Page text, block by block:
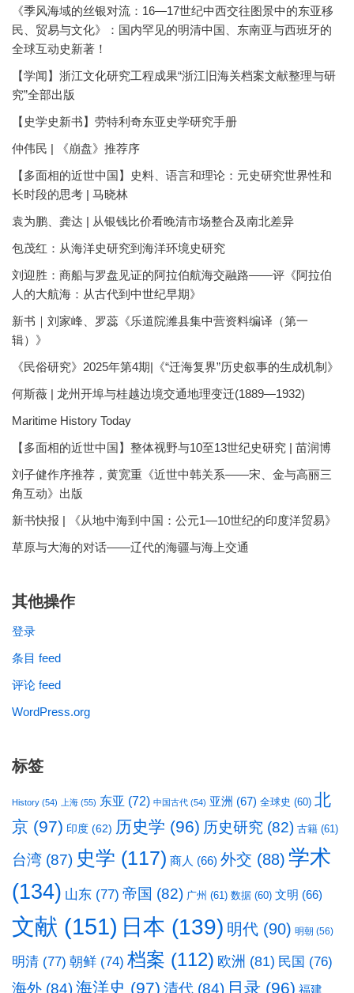
《季风海域的丝银对流：16—17世纪中西交往图景中的东亚移
民、贸易与文化》：国内罕见的明清中国、东南亚与西班牙的
全球互动史新著！
【学闻】浙江文化研究工程成果“浙江旧海关档案文献整理与研
究”全部出版
【史学史新书】劳特利奇东亚史学研究手册
仲伟民 | 《崩盘》推荐序
【多面相的近世中国】史料、语言和理论：元史研究世界性和
长时段的思考 | 马晓林
袁为鹏、龚达 | 从银钱比价看晚清市场整合及南北差异
包茂红：从海洋史研究到海洋环境史研究
刘迎胜：商船与罗盘见证的阿拉伯航海交融路——评《阿拉伯
人的大航海：从古代到中世纪早期》
新书｜刘家峰、罗蕊《乐道院潍县集中营资料编译（第一
辑）》
《民俗研究》2025年第4期|《“迁海复界”历史叙事的生成机制》
何斯薇 | 龙州开埠与桂越边境交通地理变迁(1889—1932)
Maritime History Today
【多面相的近世中国】整体视野与10至13世纪史研究 | 苗润博
刘子健作序推荐，黄宽重《近世中韩关系——宋、金与高丽三
角互动》出版
新书快报 | 《从地中海到中国：公元1—10世纪的印度洋贸易》
草原与大海的对话——辽代的海疆与海上交通
其他操作
登录
条目 feed
评论 feed
WordPress.org
标签
History (54) 上海 (55) 东亚 (72) 中国古代 (54) 亚洲 (67) 全球史 (60) 北
京 (97) 印度 (62) 历史学 (96) 历史研究 (82) 古籍 (61)
台湾 (87) 史学 (117) 商人 (66) 外交 (88) 学术
(134) 山东 (77) 帝国 (82) 广州 (61) 数据 (60) 文明 (66)
文献 (151) 日本 (139) 明代 (90) 明朝 (56)
明清 (77) 朝鲜 (74) 档案 (112) 欧洲 (81) 民国 (76)
海外 (84)海洋史 (97) 清代 (84) 目录 (96) 福建